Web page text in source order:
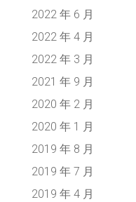
2022 年 6 月
2022 年 4 月
2022 年 3 月
2021 年 9 月
2020 年 2 月
2020 年 1 月
2019 年 8 月
2019 年 7 月
2019 年 4 月